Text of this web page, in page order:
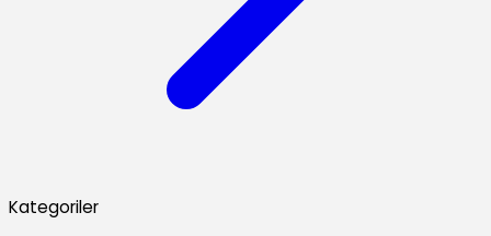
Kategoriler